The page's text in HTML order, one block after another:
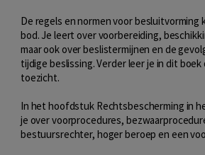
De regels en normen voor besluitvorming
bod. Je leert over voorbereiding,
maar ook over beslistermijnen en de
tijdige beslissing. Verder leer je in dit
toezicht.
In het hoofdstuk Rechtsbescherming in
je over voorprocedures,
bestuursrechter, hoger beroep en een